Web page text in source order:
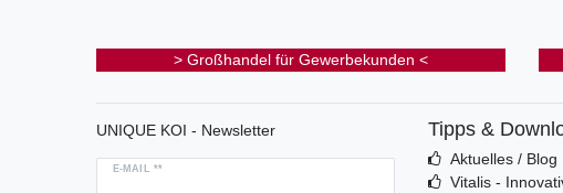
> Großhandel für Gewerbekunden <
UNIQUE KOI - Newsletter
E-MAIL **
Tipps &
Aktuelles / Blog
Vitalis -